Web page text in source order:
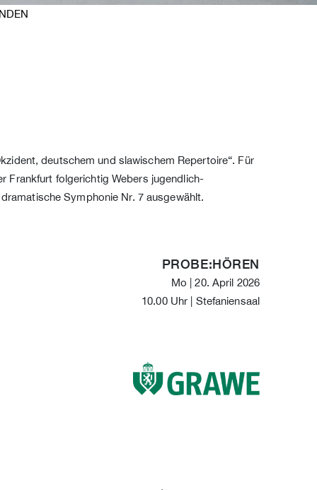
deutschem und slawischem Repertoire“. Für
Frankfurt folgerichtig Webers jugendlich-
Symphonie Nr. 7 ausgewählt.
PROBE:HÖREN
Mo | 20. April 2026
10.00 Uhr | Stefaniensaal